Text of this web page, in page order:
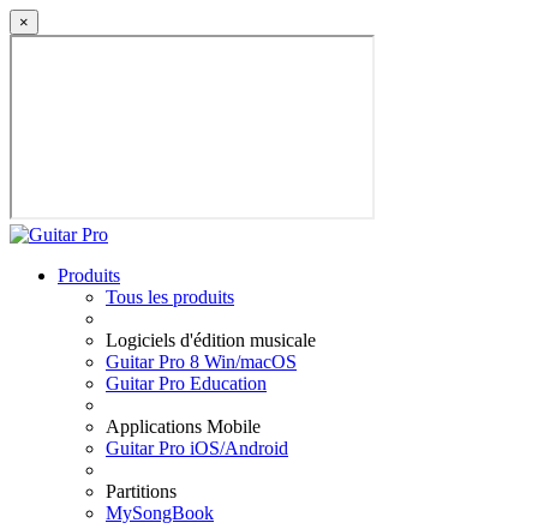
×
Produits
Tous les produits
Logiciels d'édition musicale
Guitar Pro 8 Win/macOS
Guitar Pro Education
Applications Mobile
Guitar Pro iOS/Android
Partitions
MySongBook